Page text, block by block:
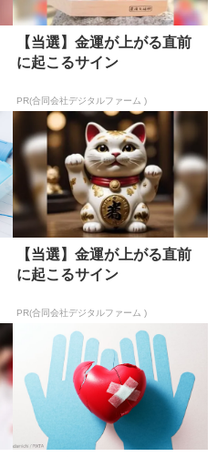
【当選】金運が上がる直前
に起こるサイン
PR(合同会社デジタルファーム )
【当選】金運が上がる直前
に起こるサイン
PR(合同会社デジタルファーム )